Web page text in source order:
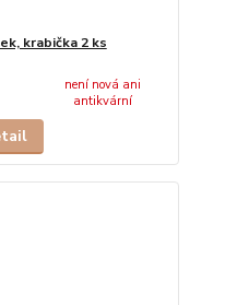
krabička 2 ks
není nová ani
antikvární